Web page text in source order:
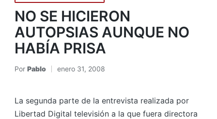
en
NO SE HICIERON
AUTOPSIAS AUNQUE NO
HABÍA PRISA
Publicado
Por Pablo enero 31, 2008
La segunda parte de la entrevista realizada por
Libertad Digital televisión a la que fuera directora